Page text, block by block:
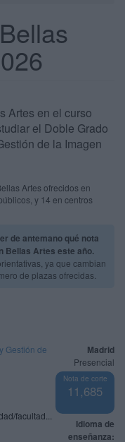
Artes en el curso
el Doble Grado
de la Imagen
Artes ofrecidos en
y 14 en centros
de antemano qué nota
Bellas Artes este año.
ya que cambian
de plazas ofrecidas.
Madrid
Presencial
Nota de corte
11,685
Idioma de
enseñanza:
Gestión de
facultad...